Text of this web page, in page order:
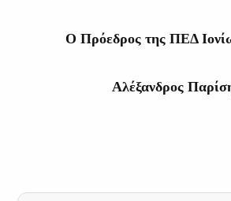
Ο Πρόεδρος της ΠΕΔ
Αλέξανδρος